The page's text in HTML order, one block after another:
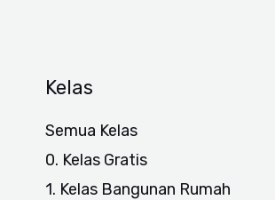
Kelas
Semua Kelas
0. Kelas Gratis
1. Kelas Bangunan Rumah